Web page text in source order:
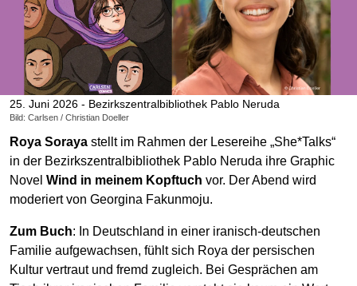
25. Juni 2026 - Bezirkszentralbibliothek Pablo Neruda
Bild: Carlsen / Christian Doeller
Roya Soraya stellt im Rahmen der Lesereihe „She*Talks“
in der Bezirkszentralbibliothek Pablo Neruda ihre Graphic
Novel Wind in meinem Kopftuch vor. Der Abend wird
moderiert von Georgina Fakunmoju.
Zum Buch: In Deutschland in einer iranisch-deutschen
Familie aufgewachsen, fühlt sich Roya der persischen
Kultur vertraut und fremd zugleich. Bei Gesprächen am